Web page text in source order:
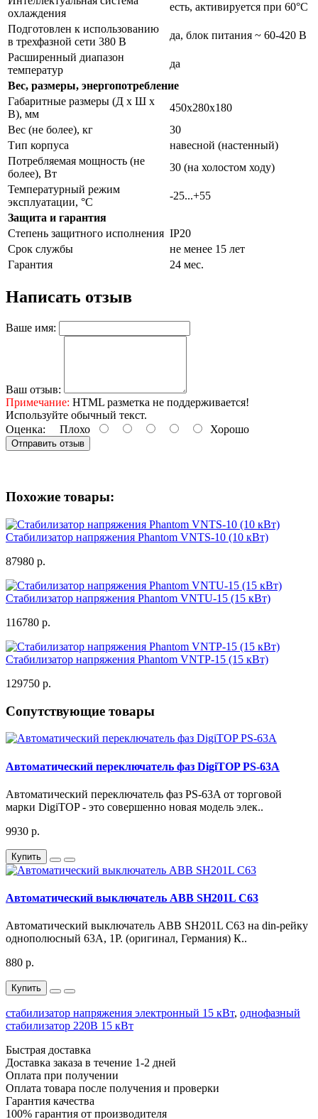
охлаждения
есть, активируется при 60°С
Подготовлен к использованию
в трехфазной сети 380 В
да, блок питания ~ 60-420 В
Расширенный диапазон
температур
да
Вес, размеры, энергопотребление
Габаритные размеры (Д х Ш х
В), мм
450х280х180
Вес (не более), кг
30
Тип корпуса
навесной (настенный)
Потребляемая мощность (не
более), Вт
30 (на холостом ходу)
Температурный режим
эксплуатации, °С
-25...+55
Защита и гарантия
Степень защитного исполнения IP20
Срок службы
не менее 15 лет
Гарантия
24 мес.
Написать отзыв
Ваше имя:
Ваш отзыв:
Примечание: HTML разметка не поддерживается!
Используйте обычный текст.
Оценка: Плохо Хорошо
Отправить отзыв
Похожие товары:
Стабилизатор напряжения Phantom VNTS-10 (10 кВт)
87980 р.
Стабилизатор напряжения Phantom VNTU-15 (15 кВт)
116780 р.
Стабилизатор напряжения Phantom VNTP-15 (15 кВт)
129750 р.
Сопутствующие товары
Автоматический переключатель фаз DigiTOP PS-63A
Автоматический переключатель фаз PS-63A от торговой
марки DigiTOP - это совершенно новая модель элек..
9930 р.
Купить
Автоматический выключатель ABB SH201L C63
Автоматический выключатель ABB SH201L C63 на din-рейку
однополюсный 63А, 1Р. (оригинал, Германия) К..
880 р.
Купить
стабилизатор напряжения электронный 15 кВт, однофазный
стабилизатор 220В 15 кВт
Быстрая доставка
Доставка заказа в течение 1-2 дней
Оплата при получении
Оплата товара после получения и проверки
Гарантия качества
100% гарантия от производителя